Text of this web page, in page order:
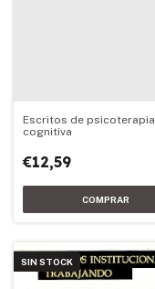
Escritos de psicoterapia
cognitiva
€12,59
SIN STOCK